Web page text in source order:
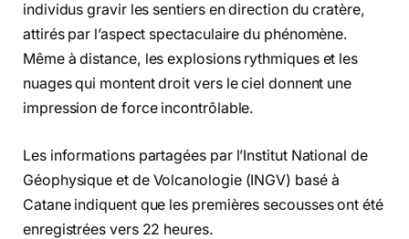
individus gravir les sentiers en direction du cratère,
attirés par l’aspect spectaculaire du phénomène.
Même à distance, les explosions rythmiques et les
nuages qui montent droit vers le ciel donnent une
impression de force incontrôlable.
Les informations partagées par l’Institut National de
Géophysique et de Volcanologie (INGV) basé à
Catane indiquent que les premières secousses ont été
enregistrées vers 22 heures.